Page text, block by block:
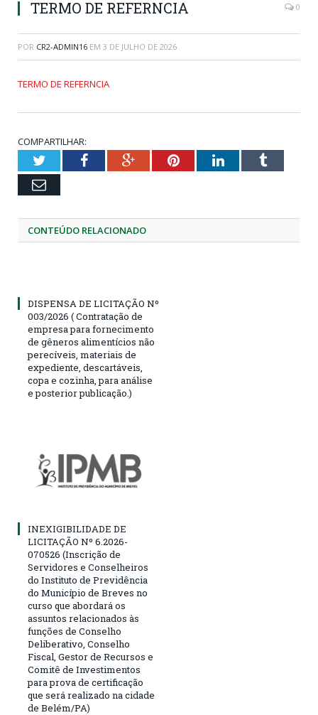
TERMO DE REFERNCIA 0
POR CR2-ADMIN16 EM 3 DE JULHO DE 2026
TERMO DE REFERNCIA
COMPARTILHAR:
TwitterFacebookGoogle+PinterestLinkedInTumblr
Email
CONTEÚDO RELACIONADO
DISPENSA DE LICITAÇÃO Nº
003/2026 ( Contratação de
empresa para fornecimento
de gêneros alimentícios não
perecíveis, materiais de
expediente, descartáveis,
copa e cozinha, para análise
e posterior publicação.)
INEXIGIBILIDADE DE
LICITAÇÃO Nº 6.2026-
070526 (Inscrição de
Servidores e Conselheiros
do Instituto de Previdência
do Município de Breves no
curso que abordará os
assuntos relacionados às
funções de Conselho
Deliberativo, Conselho
Fiscal, Gestor de Recursos e
Comitê de Investimentos
para prova de certificação
que será realizado na cidade
de Belém/PA)